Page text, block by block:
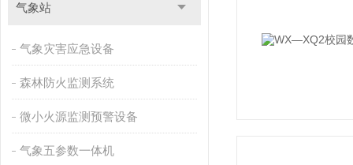
气象站
气象灾害应急设备
森林防火监测系统
微小火源监测预警设备
气象五参数一体机